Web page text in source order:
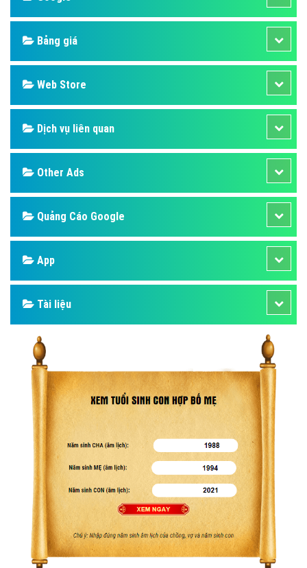
Bảng giá
Web Store
Dịch vụ liên quan
Other Ads
Quảng Cáo Google
App
Tài liệu